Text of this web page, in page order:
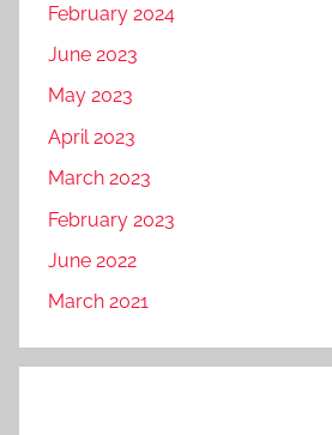
February 2024
June 2023
May 2023
April 2023
March 2023
February 2023
June 2022
March 2021